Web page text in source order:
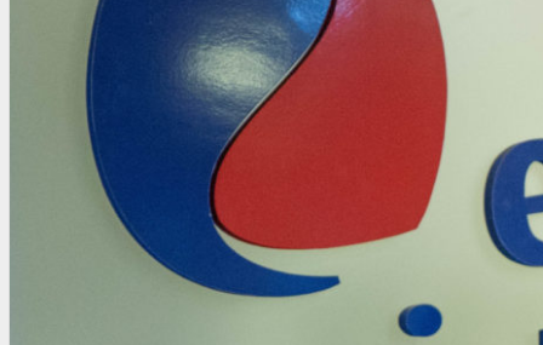
OTRAS NORMAS
INNOVACIÓN
NOTICIAS
LA CONFE
INESE – FÜTURE LATAM
INTERNACIONALES
AMÉRICA LATINA
ESTADOS UNIDOS